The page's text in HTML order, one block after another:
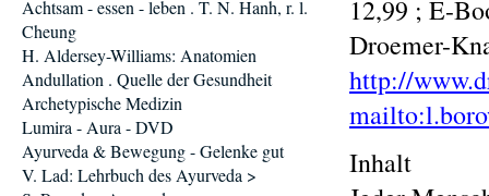
12,99 ; E-
Droemer-
http://
Inhalt
Achtsam - essen - leben . T. N. Hanh, r. l.
Cheung
H. Aldersey-Williams: Anatomien
Andullation . Quelle der Gesundheit
Archetypische Medizin
Lumira - Aura - DVD
Ayurveda & Bewegung - Gelenke gut
V. Lad: Lehrbuch des Ayurveda >